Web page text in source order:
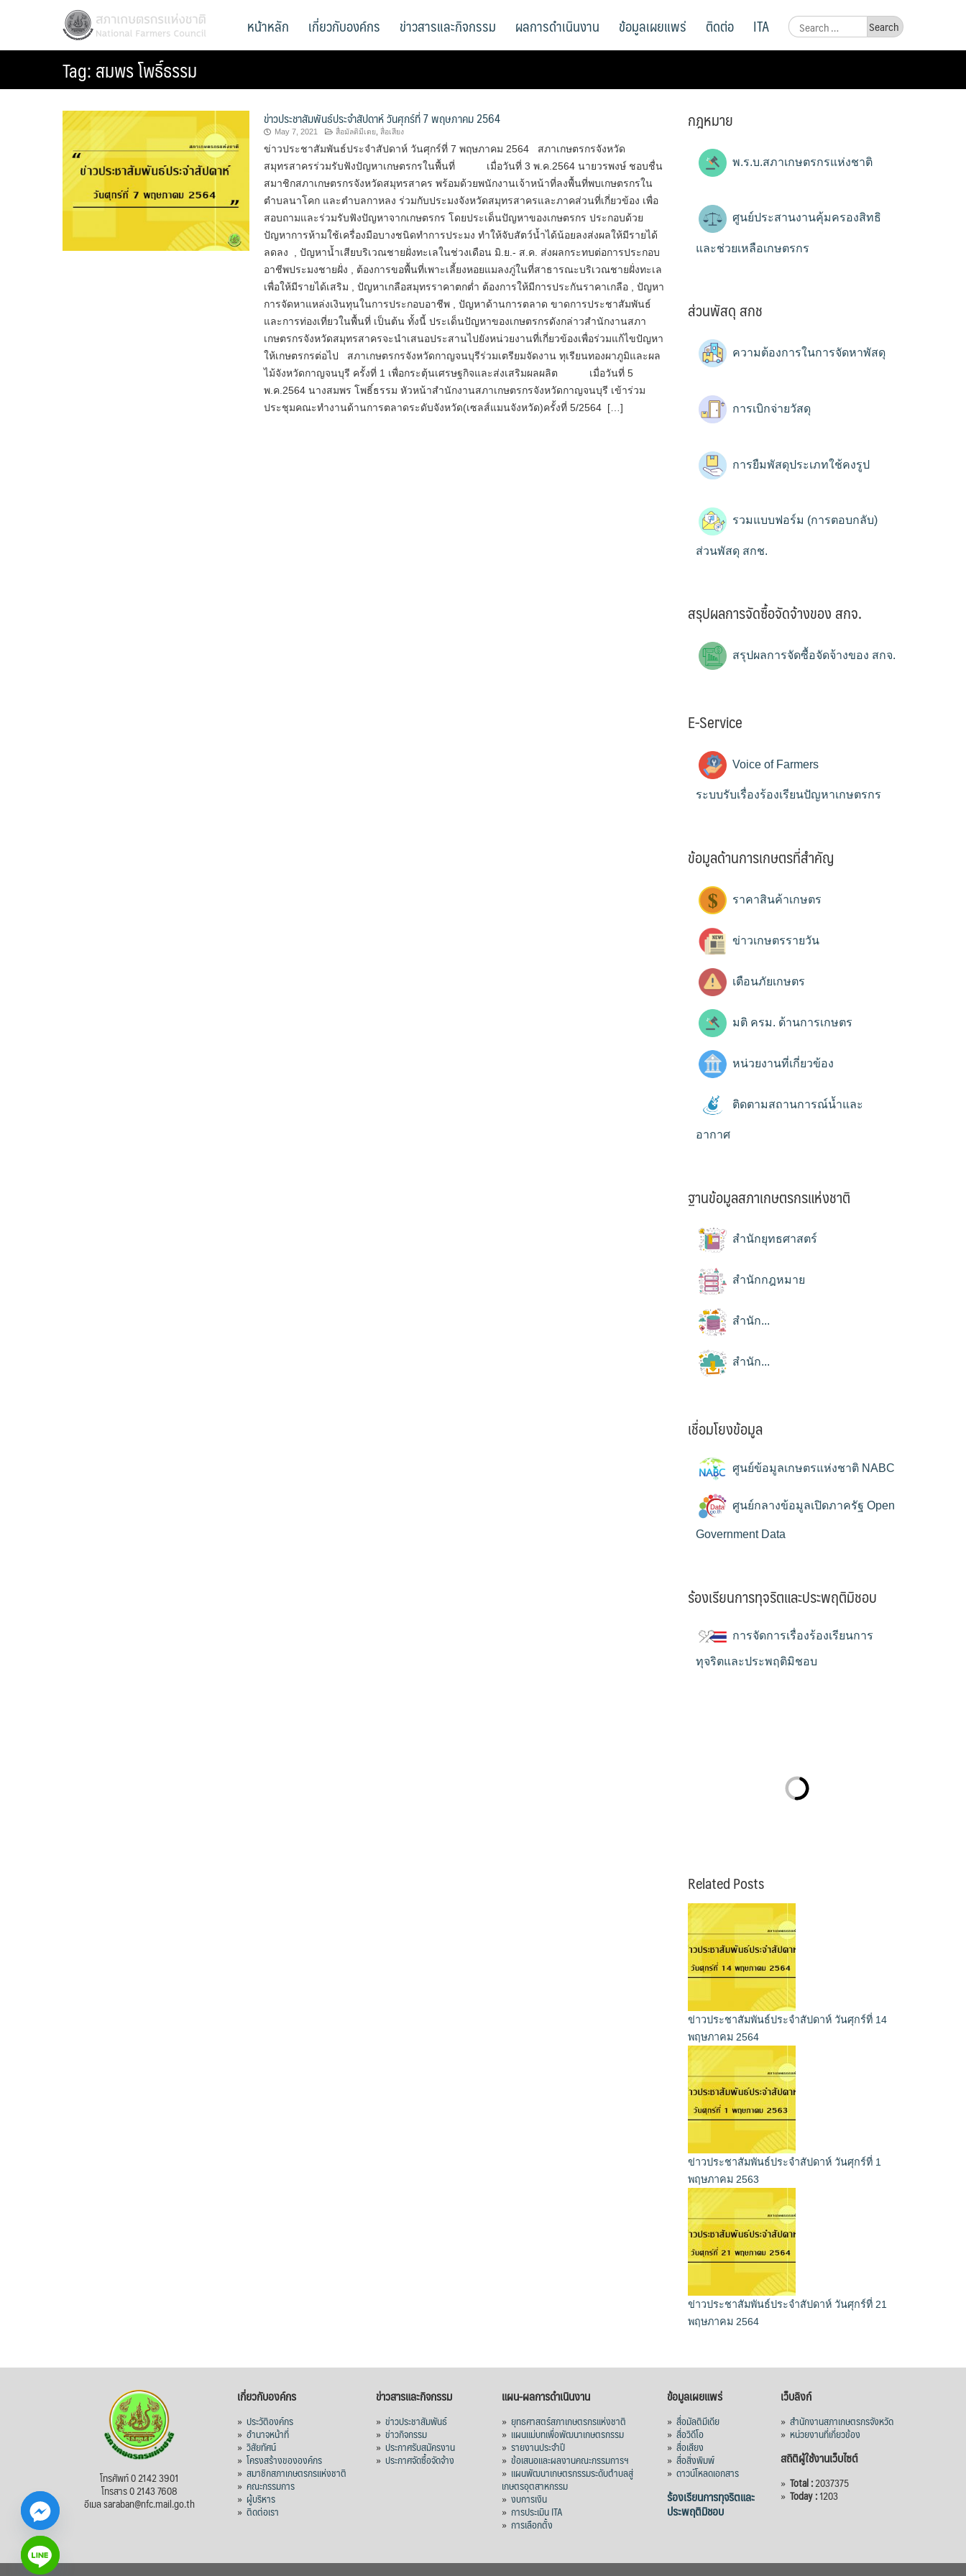
สภาเกษตรกรแห่งชาติ
National Farmers Council
Search
for:
หน้าหลัก เกี่ยวกับองค์กร ข่าวสารและกิจกรรม ผลการดำเนินงาน ข้อมูลเผยแพร่ ติดต่อ ITA
Tag:สมพร โพธิ์ธรรม
ข่าวประชาสัมพันธ์ประจำสัปดาห์ วันศุกร์ที่ 7 พฤษภาคม 2564
May 7, 2021 สื่อมัลติมีเดย, สื่อเสียง
ข่าวประชาสัมพันธ์ประจำสัปดาห์ วันศุกร์ที่ 7 พฤษภาคม 2564 สภาเกษตรกรจังหวัด
สมุทรสาครร่วมรับฟังปัญหาเกษตรกรในพื้นที่ เมื่อวันที่ 3 พ.ค.2564 นายวรพงษ์ ชอบชื่น
สมาชิกสภาเกษตรกรจังหวัดสมุทรสาคร พร้อมด้วยพนักงานเจ้าหน้าที่ลงพื้นที่พบเกษตรกรใน
ตำบลนาโคก และตำบลกาหลง ร่วมกับประมงจังหวัดสมุทรสาครและภาคส่วนที่เกี่ยวข้อง เพื่อ
สอบถามและร่วมรับฟังปัญหาจากเกษตรกร โดยประเด็นปัญหาของเกษตรกร ประกอบด้วย
ปัญหาการห้ามใช้เครื่องมือบางชนิดทำการประมง ทำให้จับสัตว์น้ำได้น้อยลงส่งผลให้มีรายได้
ลดลง , ปัญหาน้ำเสียบริเวณชายฝั่งทะเลในช่วงเดือน มิ.ย.- ส.ค. ส่งผลกระทบต่อการประกอบ
อาชีพประมงชายฝั่ง , ต้องการขอพื้นที่เพาะเลี้ยงหอยแมลงภู่ในที่สาธารณะบริเวณชายฝั่งทะเล
เพื่อให้มีรายได้เสริม , ปัญหาเกลือสมุทรราคาตกต่ำ ต้องการให้มีการประกันราคาเกลือ , ปัญหา
การจัดหาแหล่งเงินทุนในการประกอบอาชีพ , ปัญหาด้านการตลาด ขาดการประชาสัมพันธ์
และการท่องเที่ยวในพื้นที่ เป็นต้น ทั้งนี้ ประเด็นปัญหาของเกษตรกรดังกล่าวสำนักงานสภา
เกษตรกรจังหวัดสมุทรสาครจะนำเสนอประสานไปยังหน่วยงานที่เกี่ยวข้องเพื่อร่วมแก้ไขปัญหา
ให้เกษตรกรต่อไป สภาเกษตรกรจังหวัดกาญจนบุรีร่วมเตรียมจัดงาน ทุเรียนทองผาภูมิและผล
ไม้จังหวัดกาญจนบุรี ครั้งที่ 1 เพื่อกระตุ้นเศรษฐกิจและส่งเสริมผลผลิต เมื่อวันที่ 5
พ.ค.2564 นางสมพร โพธิ์ธรรม หัวหน้าสำนักงานสภาเกษตรกรจังหวัดกาญจนบุรี เข้าร่วม
ประชุมคณะทำงานด้านการตลาดระดับจังหวัด(เซลส์แมนจังหวัด)ครั้งที่ 5/2564 […]
กฎหมาย
พ.ร.บ.สภาเกษตรกรแห่งชาติ
ศูนย์ประสานงานคุ้มครองสิทธิ
และช่วยเหลือเกษตรกร
ส่วนพัสดุ สกช
ความต้องการในการจัดหาพัสดุ
การเบิกจ่ายวัสดุ
การยืมพัสดุประเภทใช้คงรูป
รวมแบบฟอร์ม (การตอบกลับ)
ส่วนพัสดุ สกช.
สรุปผลการจัดซื้อจัดจ้างของ สกจ.
สรุปผลการจัดซื้อจัดจ้างของ สกจ.
E-Service
Voice of Farmers
ระบบรับเรื่องร้องเรียนปัญหาเกษตรกร
ข้อมูลด้านการเกษตรที่สำคัญ
ราคาสินค้าเกษตร
ข่าวเกษตรรายวัน
เตือนภัยเกษตร
มติ ครม. ด้านการเกษตร
หน่วยงานที่เกี่ยวข้อง
ติดตามสถานการณ์น้ำและ
อากาศ
ฐานข้อมูลสภาเกษตรกรแห่งชาติ
สำนักยุทธศาสตร์
สำนักกฎหมาย
สำนัก...
สำนัก...
เชื่อมโยงข้อมูล
ศูนย์ข้อมูลเกษตรแห่งชาติ NABC
ศูนย์กลางข้อมูลเปิดภาครัฐ Open
Government Data
ร้องเรียนการทุจริตและประพฤติมิชอบ
การจัดการเรื่องร้องเรียนการ
ทุจริตและประพฤติมิชอบ
Related Posts
ข่าวประชาสัมพันธ์ประจำสัปดาห์ วันศุกร์ที่ 14
พฤษภาคม 2564
ข่าวประชาสัมพันธ์ประจำสัปดาห์ วันศุกร์ที่ 1
พฤษภาคม 2563
ข่าวประชาสัมพันธ์ประจำสัปดาห์ วันศุกร์ที่ 21
พฤษภาคม 2564
โทรศัพท์ 0 2142 3901
โทรสาร 0 2143 7608
อีเมล saraban@nfc.mail.go.th
เกี่ยวกับองค์กร
»ประวัติองค์กร
»อำนาจหน้าที่
»วิสัยทัศน์
»โครงสร้างขององค์กร
»สมาชิกสภาเกษตรกรแห่งชาติ
»คณะกรรมการ
» ผู้บริหาร
»ติดต่อเรา
ข่าวสารและกิจกรรม
»ข่าวประชาสัมพันธ์
»ข่าวกิจกรรม
»ประกาศรับสมัครงาน
»ประกาศจัดซื้อจัดจ้าง
แผน-ผลการดำเนินงาน
» ยุทธศาสตร์สภาเกษตรกรแห่งชาติ
» แผนแม่บทเพื่อพัฒนาเกษตรกรรม
» รายงานประจำปี
» ข้อเสนอและผลงานคณะกรรมการฯ
» แผนพัฒนาเกษตรกรรมระดับตำบลสู่
เกษตรอุตสาหกรรม
» งบการเงิน
» การประเมิน ITA
» การเลือกตั้ง
ข้อมูลเผยแพร่
» สื่อมัลติมีเดีย
» สื่อวิดีโอ
» สื่อเสียง
» สื่อสิ่งพิมพ์
» ดาวน์โหลดเอกสาร
ร้องเรียนการทุจริตและ
ประพฤติมิชอบ
เว็บลิงก์
» สำนักงานสภาเกษตรกรจังหวัด
» หน่วยงานที่เกี่ยวข้อง
สถิติผู้ใช้งานเว็บไซต์
» Total :2037375
» Today :1203